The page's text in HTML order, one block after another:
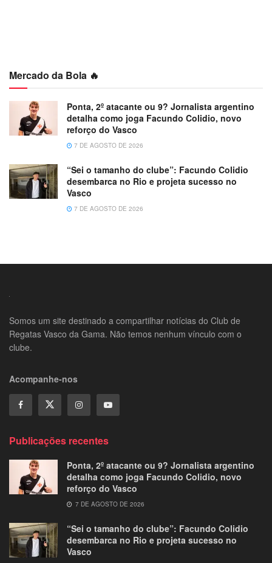
Mercado da Bola 🔥
Ponta, 2º atacante ou 9? Jornalista argentino
detalha como joga Facundo Colidio, novo
reforço do Vasco
7 DE AGOSTO DE 2026
“Sei o tamanho do clube”: Facundo Colidio
desembarca no Rio e projeta sucesso no
Vasco
7 DE AGOSTO DE 2026
Somos um site destinado a compartilhar notícias do Club de
Regatas Vasco da Gama. Não temos nenhum vínculo com o
clube.
Acompanhe-nos
Publicações recentes
Ponta, 2º atacante ou 9? Jornalista argentino
detalha como joga Facundo Colidio, novo
reforço do Vasco
7 DE AGOSTO DE 2026
“Sei o tamanho do clube”: Facundo Colidio
desembarca no Rio e projeta sucesso no
Vasco